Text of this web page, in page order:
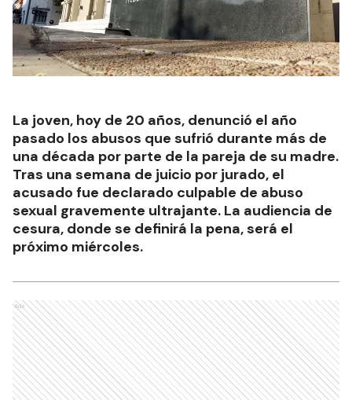
La joven, hoy de 20 años, denunció el año
pasado los abusos que sufrió durante más de
una década por parte de la pareja de su madre.
Tras una semana de juicio por jurado, el
acusado fue declarado culpable de abuso
sexual gravemente ultrajante. La audiencia de
cesura, donde se definirá la pena, será el
próximo miércoles.
Ads